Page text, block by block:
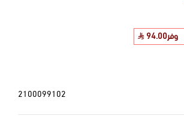
وفر94.00
2100099102